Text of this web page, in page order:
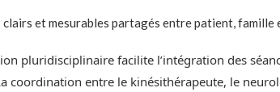
et mesurables partagés entre patient, famille
pluridisciplinaire facilite l’intégration des
coordination entre le kinésithérapeute, le